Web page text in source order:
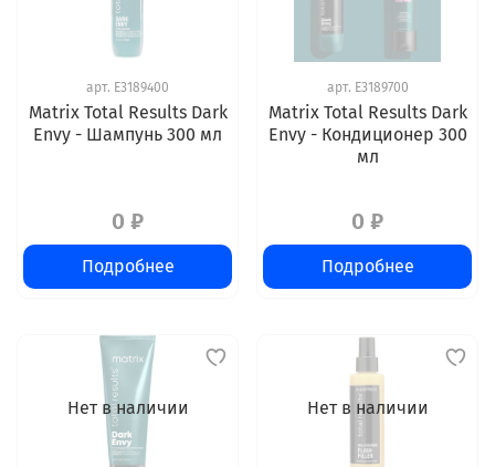
арт. E3189400
Matrix Total Results Dark
Envy - Шампунь 300 мл
0 ₽
Подробнее
арт. E3189700
Matrix Total Results Dark
Envy - Кондиционер 300
мл
0 ₽
Подробнее
Нет в наличии Нет в наличии